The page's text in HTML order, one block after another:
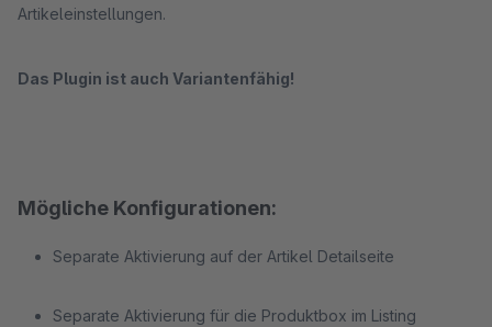
Artikeleinstellungen.
Das Plugin ist auch Variantenfähig!
Mögliche Konfigurationen:
Separate Aktivierung auf der Artikel Detailseite
Separate Aktivierung für die Produktbox im Listing